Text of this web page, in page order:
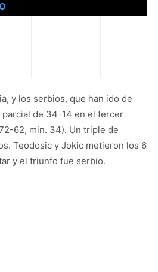
y los serbios, que han ido de
parcial de 34-14 en el tercer
62, min. 34). Un triple de
Teodosic y Jokic metieron los 6
y el triunfo fue serbio.